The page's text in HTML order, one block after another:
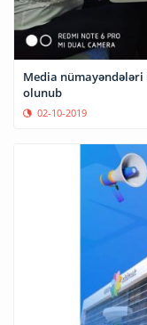
Media
olunub
02-10-2019